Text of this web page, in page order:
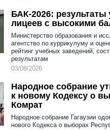
БАК-2026:
лицеев с высокими
Министерство образования и
агентство по куррикулуму и
рейтинг учебных заведений,
результатам
03/08/2026
Народное собрание
к новому Кодексу о
Комрат
Народное собрание Гагаузии
нового Кодекса о выборах